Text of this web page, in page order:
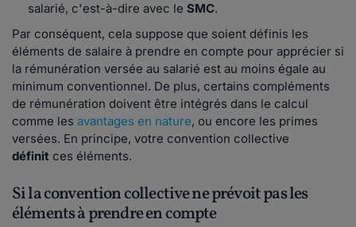
salarié, c'est-à-dire avec le SMC.
Par conséquent, cela suppose que soient définis les
éléments de salaire à prendre en compte pour apprécier si
la rémunération versée au salarié est au moins égale au
minimum conventionnel. De plus, certains compléments
de rémunération doivent être intégrés dans le calcul
comme les avantages en nature, ou encore les primes
versées. En principe, votre convention collective
définit ces éléments.
Si la convention collective ne prévoit pas les
éléments à prendre en compte